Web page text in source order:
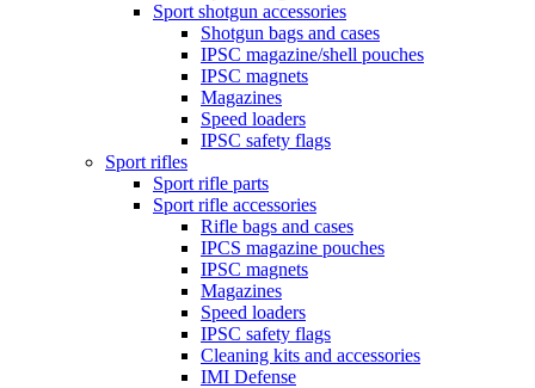
Sport shotgun accessories
Shotgun bags and cases
IPSC magazine/shell pouches
IPSC magnets
Magazines
Speed loaders
IPSC safety flags
Sport rifles
Sport rifle parts
Sport rifle accessories
Rifle bags and cases
IPCS magazine pouches
IPSC magnets
Magazines
Speed loaders
IPSC safety flags
Cleaning kits and accessories
IMI Defense